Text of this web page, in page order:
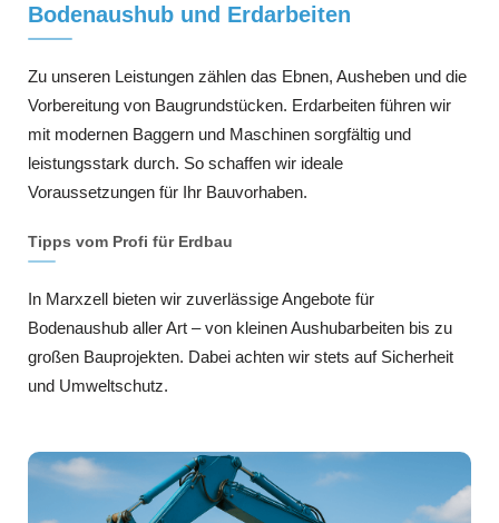
Bodenaushub und Erdarbeiten
Zu unseren Leistungen zählen das Ebnen, Ausheben und die
Vorbereitung von Baugrundstücken. Erdarbeiten führen wir
mit modernen Baggern und Maschinen sorgfältig und
leistungsstark durch. So schaffen wir ideale
Voraussetzungen für Ihr Bauvorhaben.
Tipps vom Profi für Erdbau
In Marxzell bieten wir zuverlässige Angebote für
Bodenaushub aller Art – von kleinen Aushubarbeiten bis zu
großen Bauprojekten. Dabei achten wir stets auf Sicherheit
und Umweltschutz.